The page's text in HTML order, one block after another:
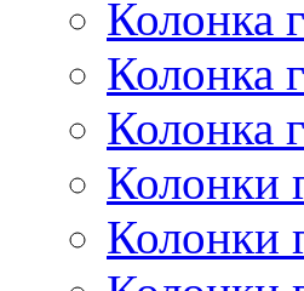
Колонка
Колонка
Колонка
Колонки
Колонки